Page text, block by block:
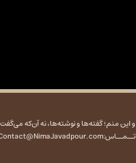
و این منم؛ گفته‌ها و نوشته‌ها، نه آن‌که
تــمــاس: